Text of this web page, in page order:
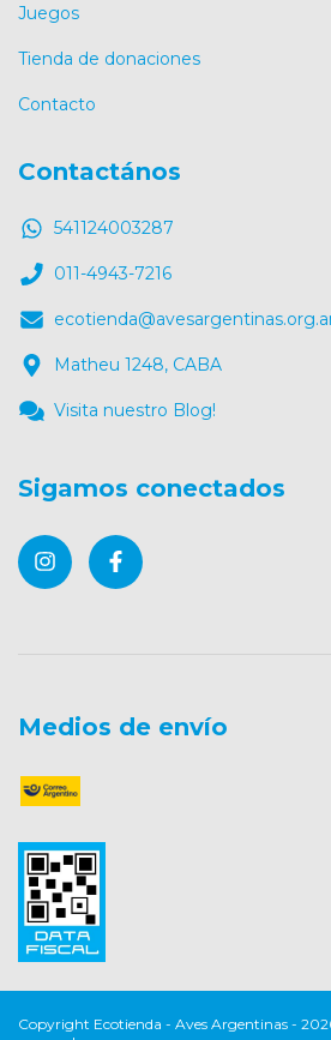
Juegos
Tienda de donaciones
Contacto
Contactános
541124003287
011-4943-7216
Matheu 1248, CABA
Visita nuestro Blog!
Sigamos conectados
Medios de envío
Copyright Ecotienda - Aves Argentinas -